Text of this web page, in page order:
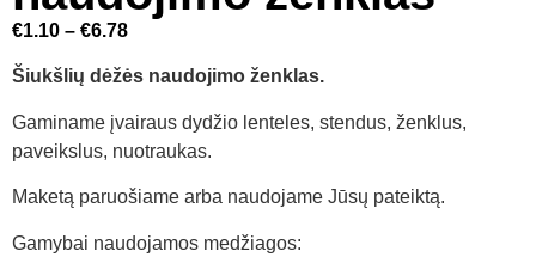
€1.10 – €6.78
Šiukšlių dėžės naudojimo ženklas.
Gaminame įvairaus dydžio lenteles, stendus, ženklus,
paveikslus, nuotraukas.
Maketą paruošiame arba naudojame Jūsų pateiktą.
Gamybai naudojamos medžiagos: